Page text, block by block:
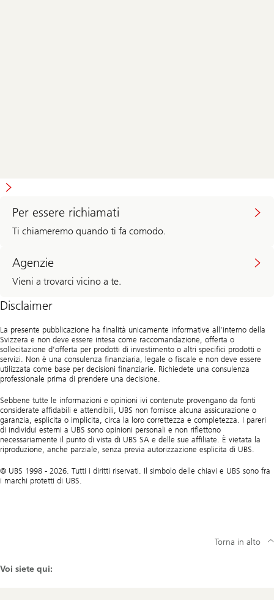
Per essere richiamati
Ti chiameremo quando ti fa comodo.
Agenzie
Vieni a trovarci vicino a te.
Disclaimer
La presente pubblicazione ha finalità unicamente informative all’interno della
Svizzera e non deve essere intesa come raccomandazione, offerta o
sollecitazione d’offerta per prodotti di investimento o altri specifici prodotti e
servizi. Non è una consulenza finanziaria, legale o fiscale e non deve essere
utilizzata come base per decisioni finanziarie. Richiedete una consulenza
professionale prima di prendere una decisione.
Sebbene tutte le informazioni e opinioni ivi contenute provengano da fonti
considerate affidabili e attendibili, UBS non fornisce alcuna assicurazione o
garanzia, esplicita o implicita, circa la loro correttezza e completezza. I pareri
di individui esterni a UBS sono opinioni personali e non riflettono
necessariamente il punto di vista di UBS SA e delle sue affiliate. È vietata la
riproduzione, anche parziale, senza previa autorizzazione esplicita di UBS.
© UBS 1998 - 2026. Tutti i diritti riservati. Il simbolo delle chiavi e UBS sono fra
i marchi protetti di UBS.
Voi siete qui:
Torna in alto